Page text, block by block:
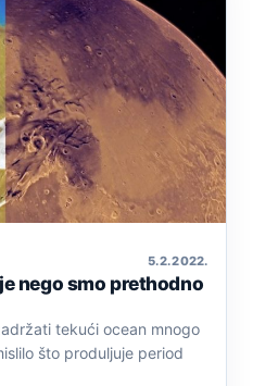
5. 2. 2022.
nego smo prethodno
tekući ocean mnogo
što produljuje period